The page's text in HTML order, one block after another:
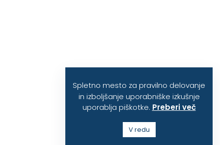
Spletno mesto za pravilno delovanje
in izboljšanje uporabniške izkušnje
uporablja piškotke. Preberi več
V redu